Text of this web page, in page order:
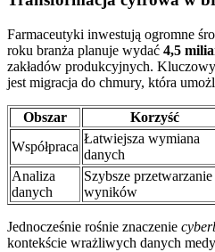
Farmaceutyki inwestują ogromne
roku branża planuje wydać 4,5
zakładów produkcyjnych.
jest migracja do chmury, która
Obszar Korzyść
Współpraca
Łatwiejsza wymiana
danych
Analiza
danych
Szybsze przetwarzanie
wyników
Jednocześnie rośnie znaczenie
kontekście wrażliwych danych